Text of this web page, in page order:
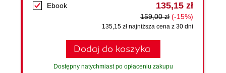
Ebook 135,15 zł
159,00 zł (-15%)
135,15 zł najniższa cena z 30 dni
Dodaj do koszyka
Dostępny natychmiast po opłaceniu zakupu